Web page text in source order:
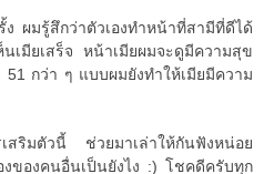
ง ผมรู้สึกว่าตัวเองทำหน้าที่สามีที่ดีได้
เมียเสร็จ หน้าเมียผมจะดูมีความสุข
51 กว่า ๆ แบบผมยังทำให้เมียมีความ
เสริมตัวนี้ ช่วยมาเล่าให้กันฟังหน่อย
ของคนอื่นเป็นยังไง :) โชคดีครับทุก